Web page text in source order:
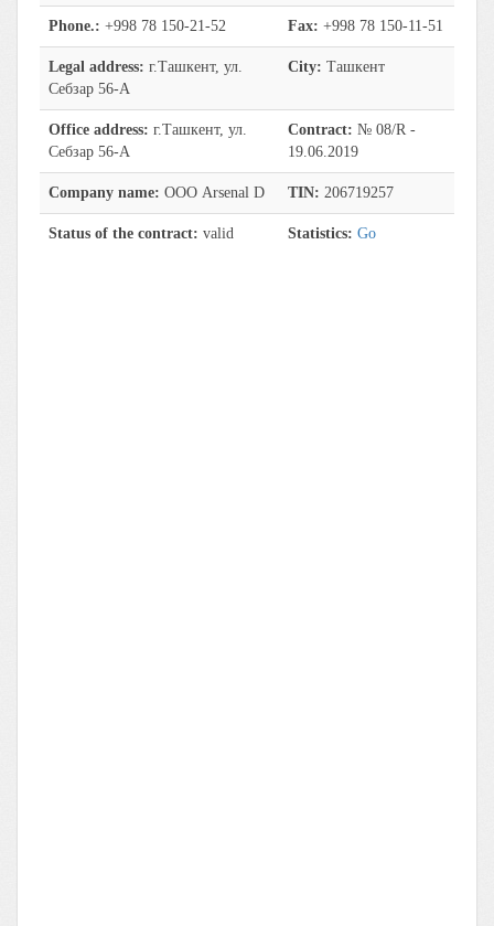
Phone.: +998 78 150-21-52 Fax: +998 78 150-11-51
Legal address: г.Ташкент, ул.
Себзар 56-А
City: Ташкент
Office address: г.Ташкент, ул.
Себзар 56-А
Contract: № 08/R -
19.06.2019
Company name: ООО Arsenal D TIN: 206719257
Status of the contract: valid Statistics: Go